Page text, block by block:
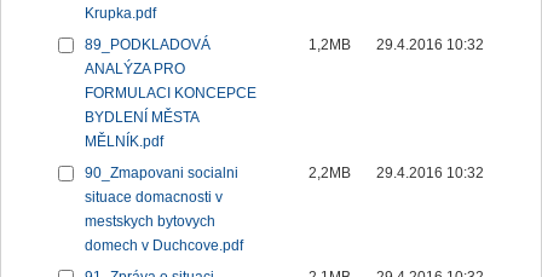
Krupka.pdf
89_PODKLADOVÁ
ANALÝZA PRO
FORMULACI KONCEPCE
BYDLENÍ MĚSTA
MĚLNÍK.pdf
1,2MB 29.4.2016 10:32
90_Zmapovani socialni
situace domacnosti v
mestskych bytovych
domech v Duchcove.pdf
2,2MB 29.4.2016 10:32